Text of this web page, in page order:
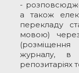
-
а також
перекладу
мовою) через
журналу, в
репозитаріях